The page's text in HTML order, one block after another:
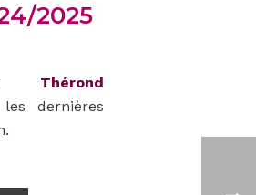
2025
Thérond
dernières